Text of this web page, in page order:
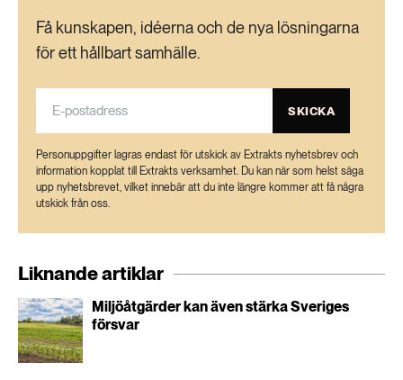
Få kunskapen, idéerna och de nya lösningarna
för ett hållbart samhälle.
SKICKA
Personuppgifter lagras endast för utskick av Extrakts nyhetsbrev och
information kopplat till Extrakts verksamhet. Du kan när som helst säga
upp nyhetsbrevet, vilket innebär att du inte längre kommer att få några
utskick från oss.
Liknande artiklar
Miljöåtgärder kan även stärka Sveriges
försvar